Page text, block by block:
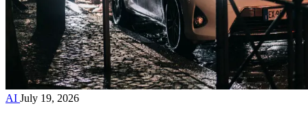
AI July 19, 2026